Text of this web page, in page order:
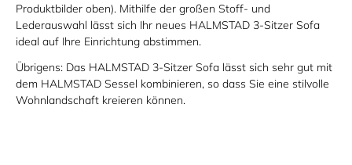
Produktbilder oben). Mithilfe der großen Stoff- und
Lederauswahl lässt sich Ihr neues HALMSTAD 3-Sitzer Sofa
ideal auf Ihre Einrichtung abstimmen.
Übrigens: Das HALMSTAD 3-Sitzer Sofa lässt sich sehr gut mit
dem HALMSTAD Sessel kombinieren, so dass Sie eine stilvolle
Wohnlandschaft kreieren können.